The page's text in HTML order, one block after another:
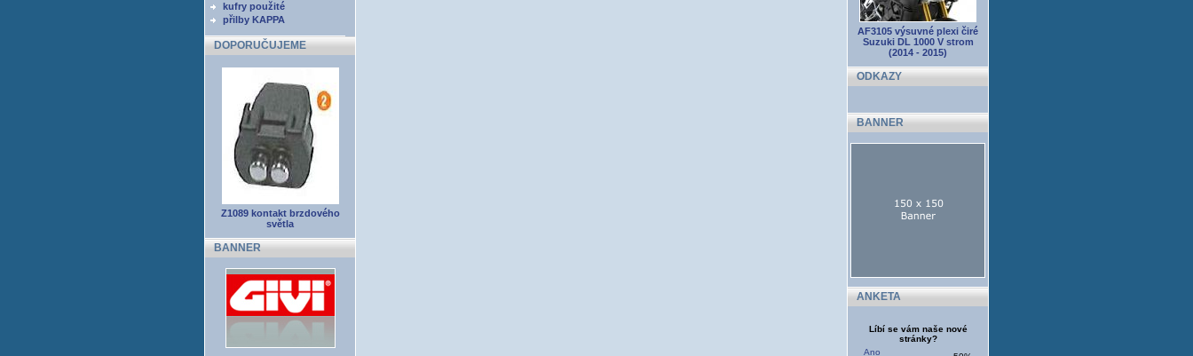
kufry použité
přilby KAPPA
DOPORUČUJEME
Z1089 kontakt brzdového
světla
BANNER
AF3105 výsuvné plexi čiré
Suzuki DL 1000 V strom
(2014 - 2015)
ODKAZY
BANNER
ANKETA
Líbí se vám naše nové
stránky?
Ano